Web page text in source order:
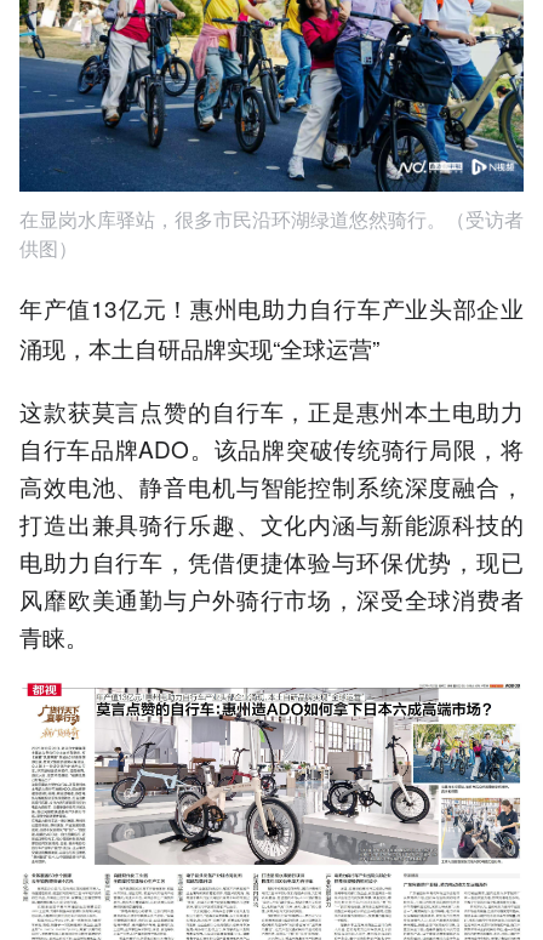
在显岗水库驿站，很多市民沿环湖绿道悠然骑行。（受访者
供图）
年产值13亿元 ！ 惠州电助力自行车产业头部企业
涌现，本土自研品牌实现“全球运营”
这款获莫言点赞的自行车，正是惠州本土电助力
自行车品牌ADO。该品牌突破传统骑行局限，将
高效电池、静音电机与智能控制系统深度融合，
打造出兼具骑行乐趣、文化内涵与新能源科技的
电助力自行车，凭借便捷体验与环保优势，现已
风靡欧美通勤与户外骑行市场，深受全球消费者
青睐。